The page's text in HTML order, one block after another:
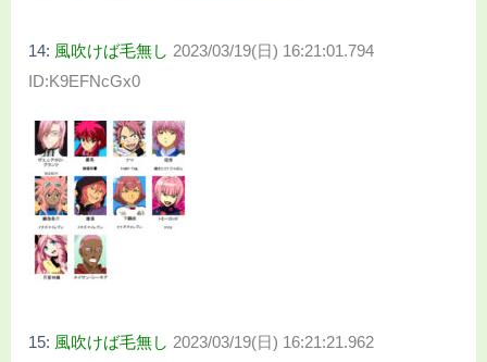
14: 風吹けば毛無し 2023/03/19(日) 16:21:01.794
ID:K9EFNcGx0
15: 風吹けば毛無し 2023/03/19(日) 16:21:21.962